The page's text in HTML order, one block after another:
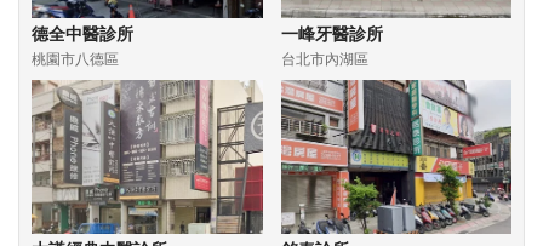
德全中醫診所
桃園市八德區
一峰牙醫診所
台北市內湖區